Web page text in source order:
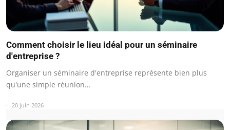
Comment choisir le lieu idéal pour un séminaire
d'entreprise ?
Organiser un séminaire d'entreprise représente bien plus
qu'une simple réunion…
20 juin 2026